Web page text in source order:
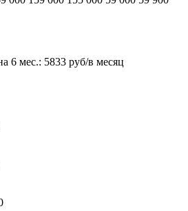
6 мес.: 5833 руб/в месяц